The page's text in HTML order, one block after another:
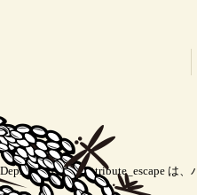
Deprecated: 関数 attribute_escape は、